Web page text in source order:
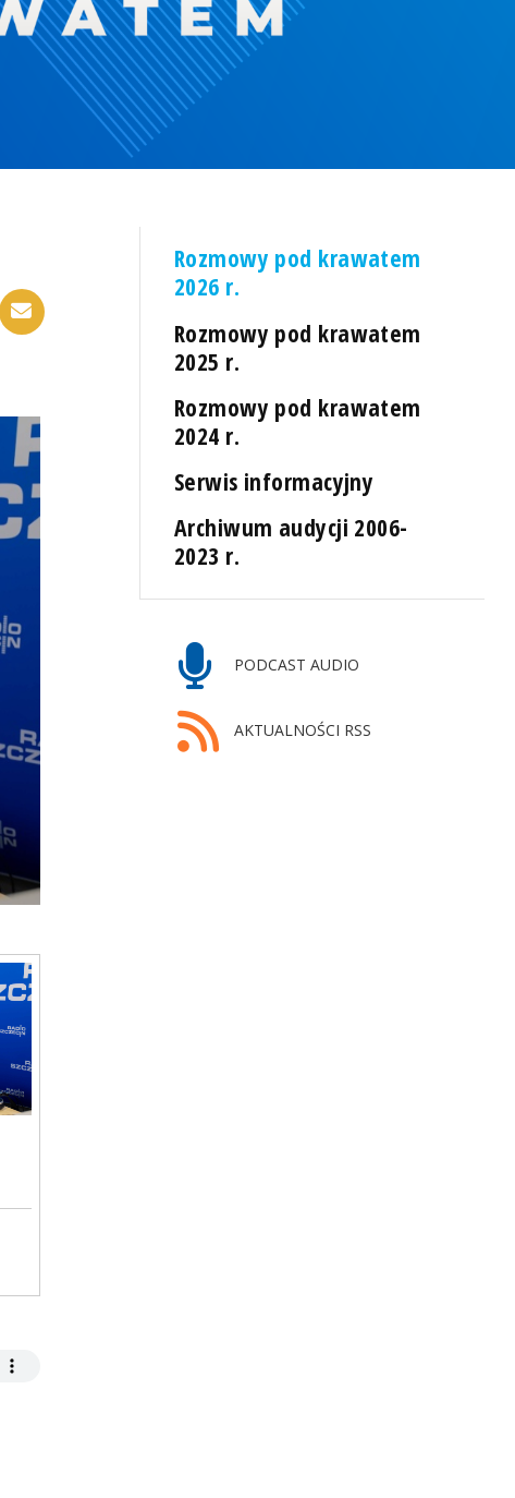
Rozmowy pod krawatem
2026 r.
Rozmowy pod krawatem
2025 r.
Rozmowy pod krawatem
2024 r.
Serwis informacyjny
Archiwum audycji 2006-
2023 r.
PODCAST AUDIO
AKTUALNOŚCI RSS